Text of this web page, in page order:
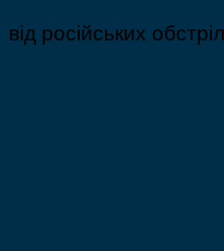
російських